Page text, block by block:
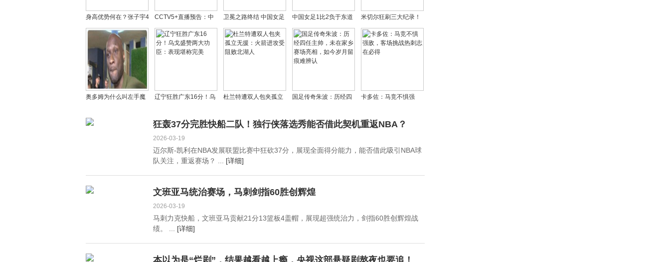
身高优势何在？张子宇4
分引热议，苏群点评：
与现代篮球节奏存差距
CCTV5+直播预告：中
国女篮迎战世界第九巴
西，实力占优剑指三连
胜！
卫冕之路终结 中国女足
1-2负于澳大利亚无缘亚
洲杯决赛 13年不胜对手
门将失误成转折
中国女足1比2负于东道
主澳大利亚，无缘女足
亚洲杯决赛
米切尔狂刷三大纪录！
骑士新王率队冲击东部
前三
奥多姆为什么叫左手魔
天赋好？
辽宁狂胜广东16分！乌
堪称完美
杜兰特遭双人包夹孤立
北湖人
国足传奇朱波：历经四
亮相，如今岁月留痕难
卡多佐：马竞不惧强
必得
狂轰37分完胜快船二队！独行侠落选秀能否借此契机重返NBA？
2026-03-19
迈尔斯-凯利在NBA发展联盟比赛中狂砍37分，展现全面得分能力，能否借此吸引NBA球
队关注，重返赛场？ ... [详细]
文班亚马统治赛场，马刺剑指60胜创辉煌
2026-03-19
马刺力克快船，文班亚马贡献21分13篮板4盖帽，展现超强统治力，剑指60胜创辉煌战
绩。 ... [详细]
本以为是“烂剧”，结果越看越上瘾，央视这部悬疑剧熬夜也要追！